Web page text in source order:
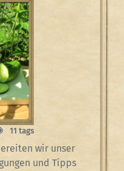
11 tags
wir unser
und Tipps